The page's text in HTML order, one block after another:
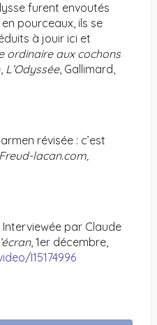
furent envoutés
pourceaux, ils se
à jouir ici et
ordinaire aux cochons
L’Odyssée, Gallimard,
révisée : c’est
Freud-lacan.com,
Interviewée par Claude
, 1er décembre,
I15174996